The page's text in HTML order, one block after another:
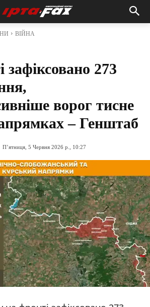
ВІЙНА
273
ворог тисне
– Генштаб
П’ятниця, 5 Червня 2026 р., 10:27